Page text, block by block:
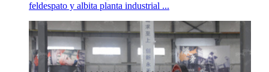
feldespato y albita planta industrial ...